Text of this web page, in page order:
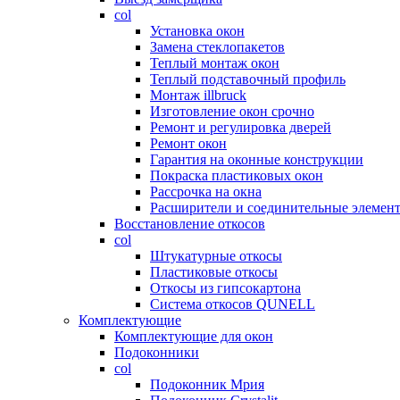
col
Установка окон
Замена стеклопакетов
Теплый монтаж окон
Теплый подставочный профиль
Монтаж illbruck
Изготовление окон срочно
Ремонт и регулировка дверей
Ремонт окон
Гарантия на оконные конструкции
Покраска пластиковых окон
Рассрочка на окна
Расширители и соединительные
Восстановление откосов
col
Штукатурные откосы
Пластиковые откосы
Откосы из гипсокартона
Система откосов QUNELL
Комплектующие
Комплектующие для окон
Подоконники
col
Подоконник Мрия